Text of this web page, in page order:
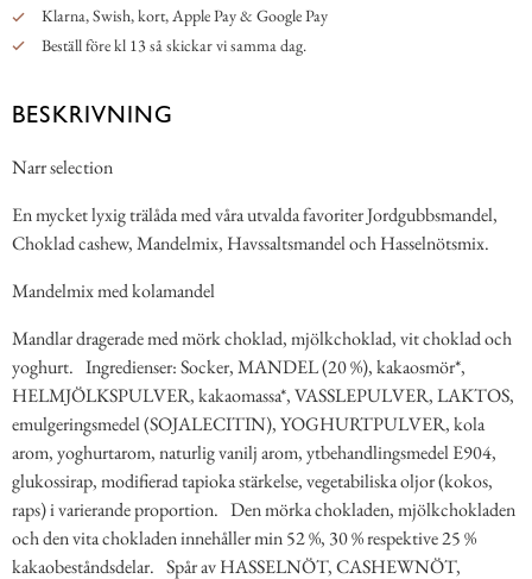
Klarna, Swish, kort, Apple Pay & Google Pay
Beställ före kl 13 så skickar vi samma dag.
BESKRIVNING
Narr selection
En mycket lyxig trälåda med våra utvalda favoriter Jordgubbsmandel,
Choklad cashew, Mandelmix, Havssaltsmandel och Hasselnötsmix.
Mandelmix med kolamandel
Mandlar dragerade med mörk choklad, mjölkchoklad, vit choklad och
yoghurt. Ingredienser: Socker, MANDEL (20 %), kakaosmör*,
HELMJÖLKSPULVER, kakaomassa*, VASSLEPULVER, LAKTOS,
emulgeringsmedel (SOJALECITIN), YOGHURTPULVER, kola
arom, yoghurtarom, naturlig vanilj arom, ytbehandlingsmedel E904,
glukossirap, modifierad tapioka stärkelse, vegetabiliska oljor (kokos,
raps) i varierande proportion. Den mörka chokladen, mjölkchokladen
och den vita chokladen innehåller min 52 %, 30 % respektive 25 %
kakaobeståndsdelar. Spår av HASSELNÖT, CASHEWNÖT,